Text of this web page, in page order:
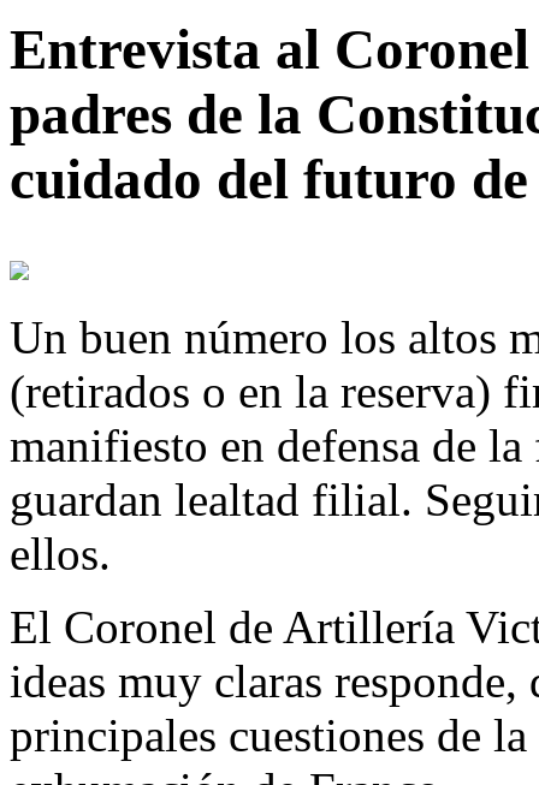
Entrevista al
padres de la
cuidado del futuro de
Un buen número los altos
(retirados o en la reserva)
manifiesto en defensa de
guardan lealtad filial.
ellos.
El Coronel de Artillería
ideas muy claras
principales cuestiones de